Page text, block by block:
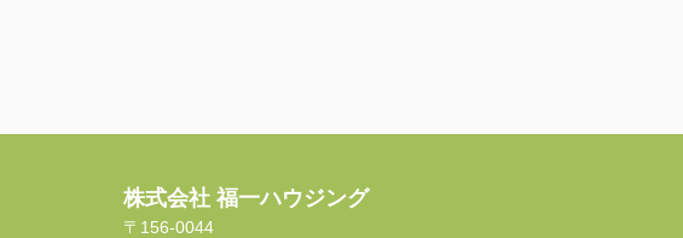
株式会社 福一ハウジング
〒156-0044